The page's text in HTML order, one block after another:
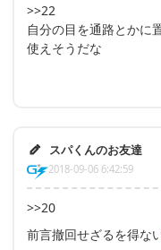
>>22
自分の目を通路とかに
使えそうだな
スパくんのお友達
2018-09-06 6:42:59
>>20
前言撤回せざるを得な